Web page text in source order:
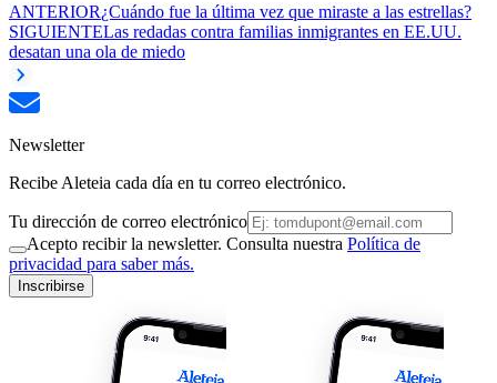
ANTERIOR¿Cuándo fue la última vez que miraste a las estrellas?
SIGUIENTELas redadas contra familias inmigrantes en EE.UU.
desatan una ola de miedo
Newsletter
Recibe Aleteia cada día en tu correo electrónico.
Tu dirección de correo electrónico
Acepto recibir la newsletter. Consulta nuestra Política de
privacidad para saber más.
Inscribirse